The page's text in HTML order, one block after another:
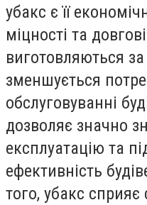
убакс є її
міцності та
виготовляються
зменшується
обслуговуванні
дозволяє значно
експлуатацію та
ефективність
того, убакс